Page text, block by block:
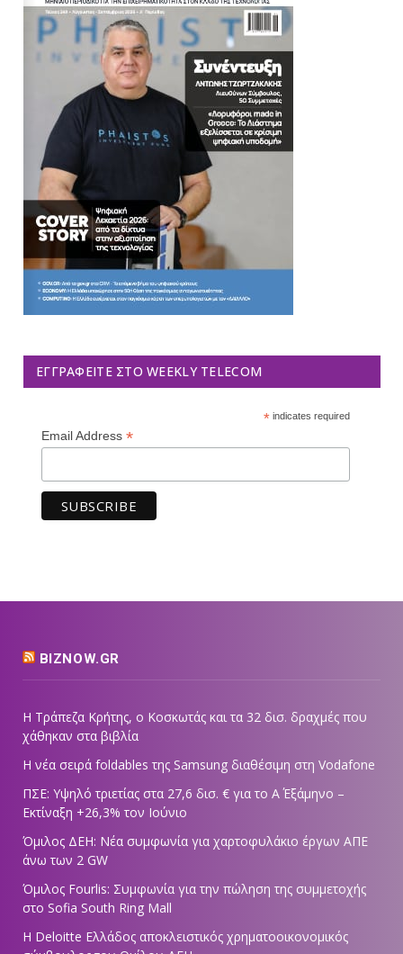
ΕΓΓΡΑΦΕΊΤΕ ΣΤΟ WEEKLY TELECOM
*indicates required
Email Address *
BIZNOW.GR
Η Τράπεζα Κρήτης, ο Κοσκωτάς και τα 32 δισ. δραχμές που
χάθηκαν στα βιβλία
Η νέα σειρά foldables της Samsung διαθέσιμη στη Vodafone
ΠΣΕ: Υψηλό τριετίας στα 27,6 δισ. € για το Α΄ Εξάμηνο –
Εκτίναξη +26,3% τον Ιούνιο
Όμιλος ΔΕΗ: Νέα συμφωνία για χαρτοφυλάκιο έργων ΑΠΕ
άνω των 2 GW
Όμιλος Fourlis: Συμφωνία για την πώληση της συμμετοχής
στο Sofia South Ring Mall
Η Deloitte Ελλάδος αποκλειστικός χρηματοοικονομικός